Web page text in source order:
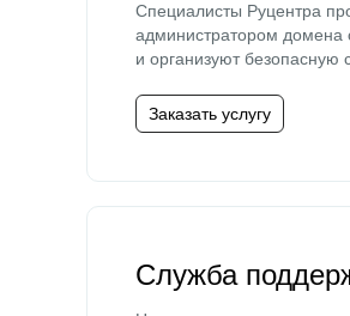
Специалисты Руцентра
администратором домена
и организуют безопасную
Заказать услугу
Служба